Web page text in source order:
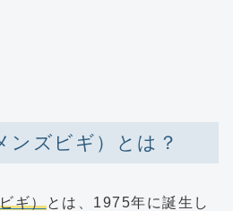
ンズビギ）とは？
ギ）とは、1975年に誕生し